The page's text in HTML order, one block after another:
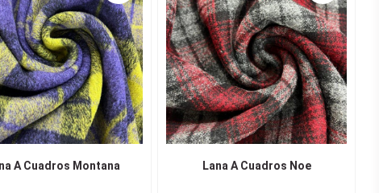
A Cuadros Montana Lana A Cuadros Noe